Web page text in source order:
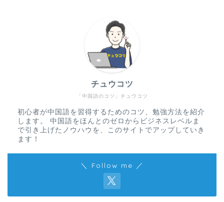
「中国語のコツ」チュウコツ
チュウコツ
初心者が中国語を習得するためのコツ、勉強方法を紹介
します。 中国語をほんとのゼロからビジネスレベルま
で引き上げたノウハウを、このサイトでアップしていき
ます！
＼ Follow me ／